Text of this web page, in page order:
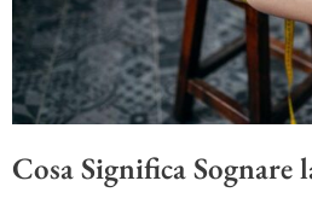
Cosa Significa Sognare